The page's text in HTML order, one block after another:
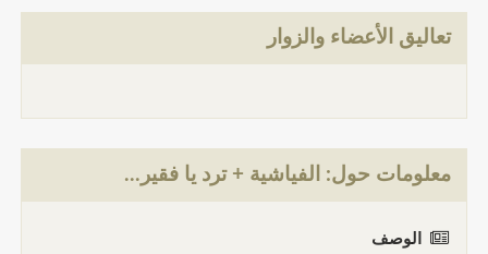
تعاليق الأعضاء والزوار
معلومات حول: الفياشية + ترد يا فقير...
الوصف